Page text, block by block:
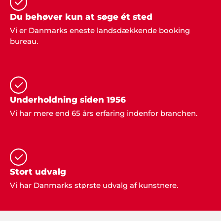
Tonny & Line, Viborg
skulle blive".
Søren og Henning
"Lidt af et vovestykke vi kastede os ud i, da vi
Du behøver kun at søge ét sted
Vi er Danmarks eneste landsdækkende booking
bureau.
Underholdning siden 1956
Vi har mere end 65 års erfaring indenfor branchen.
Stort udvalg
Vi har Danmarks største udvalg af kunstnere.